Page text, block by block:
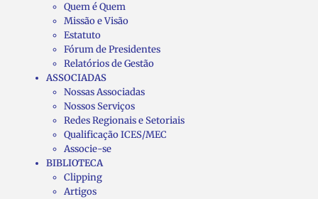
Quem é Quem
Missão e Visão
Estatuto
Fórum de Presidentes
Relatórios de Gestão
ASSOCIADAS
Nossas Associadas
Nossos Serviços
Redes Regionais e Setoriais
Qualificação ICES/MEC
Associe-se
BIBLIOTECA
Clipping
Artigos